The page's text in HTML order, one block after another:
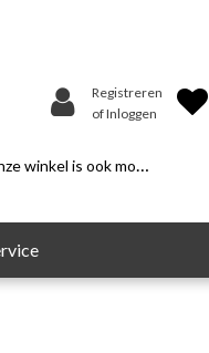
Registreren
of Inloggen
winkel is ook mogelijk.